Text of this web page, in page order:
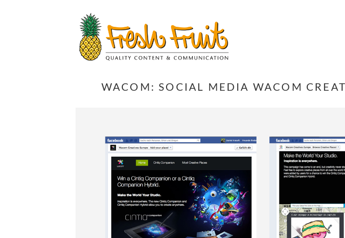
WACOM: SOCIAL MEDIA WACOM